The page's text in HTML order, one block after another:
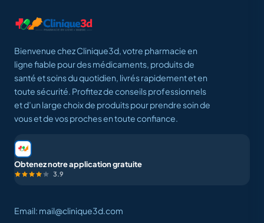
Bienvenue chez Clinique3d, votre pharmacie en
ligne fiable pour des médicaments, produits de
santé et soins du quotidien, livrés rapidement et en
toute sécurité. Profitez de conseils professionnels
et d’un large choix de produits pour prendre soin de
vous et de vos proches en toute confiance.
Obtenez notre application gratuite
3.9
Email: mail@clinique3d.com